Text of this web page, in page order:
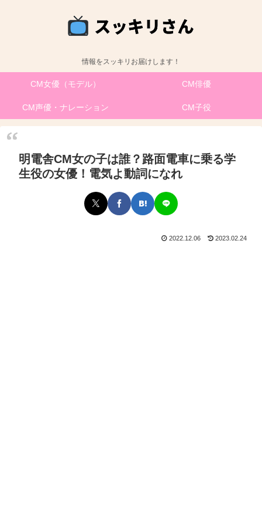
情報をスッキリお届けします！
CM女優（モデル） CM俳優
CM声優・ナレーション CM子役
明電舎CM女の子は誰？路面電車に乗る学
生役の女優！電気よ動詞になれ
2022.12.06 2023.02.24